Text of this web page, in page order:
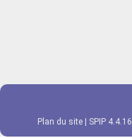
Plan du site SPIP 4.4.16